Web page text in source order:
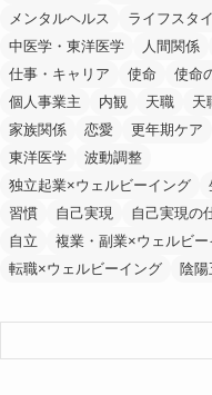
メンタルヘルス
ライフスタ
中医学・東洋医学
人間関係
仕事・キャリア
使命
使命
個人事業主
内観 天職
天
家族関係
恋愛 更年期ケア
東洋医学
波動調整
独立起業×ウェルビーイング
習慣
自己実現 自己実現の
自立
複業・副業×ウェルビー
転職×ウェルビーイング
陰陽